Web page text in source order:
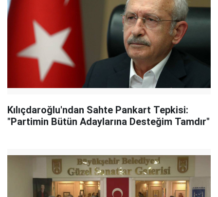
Kılıçdaroğlu'ndan Sahte Pankart Tepkisi:
"Partimin Bütün Adaylarına Desteğim Tamdır"